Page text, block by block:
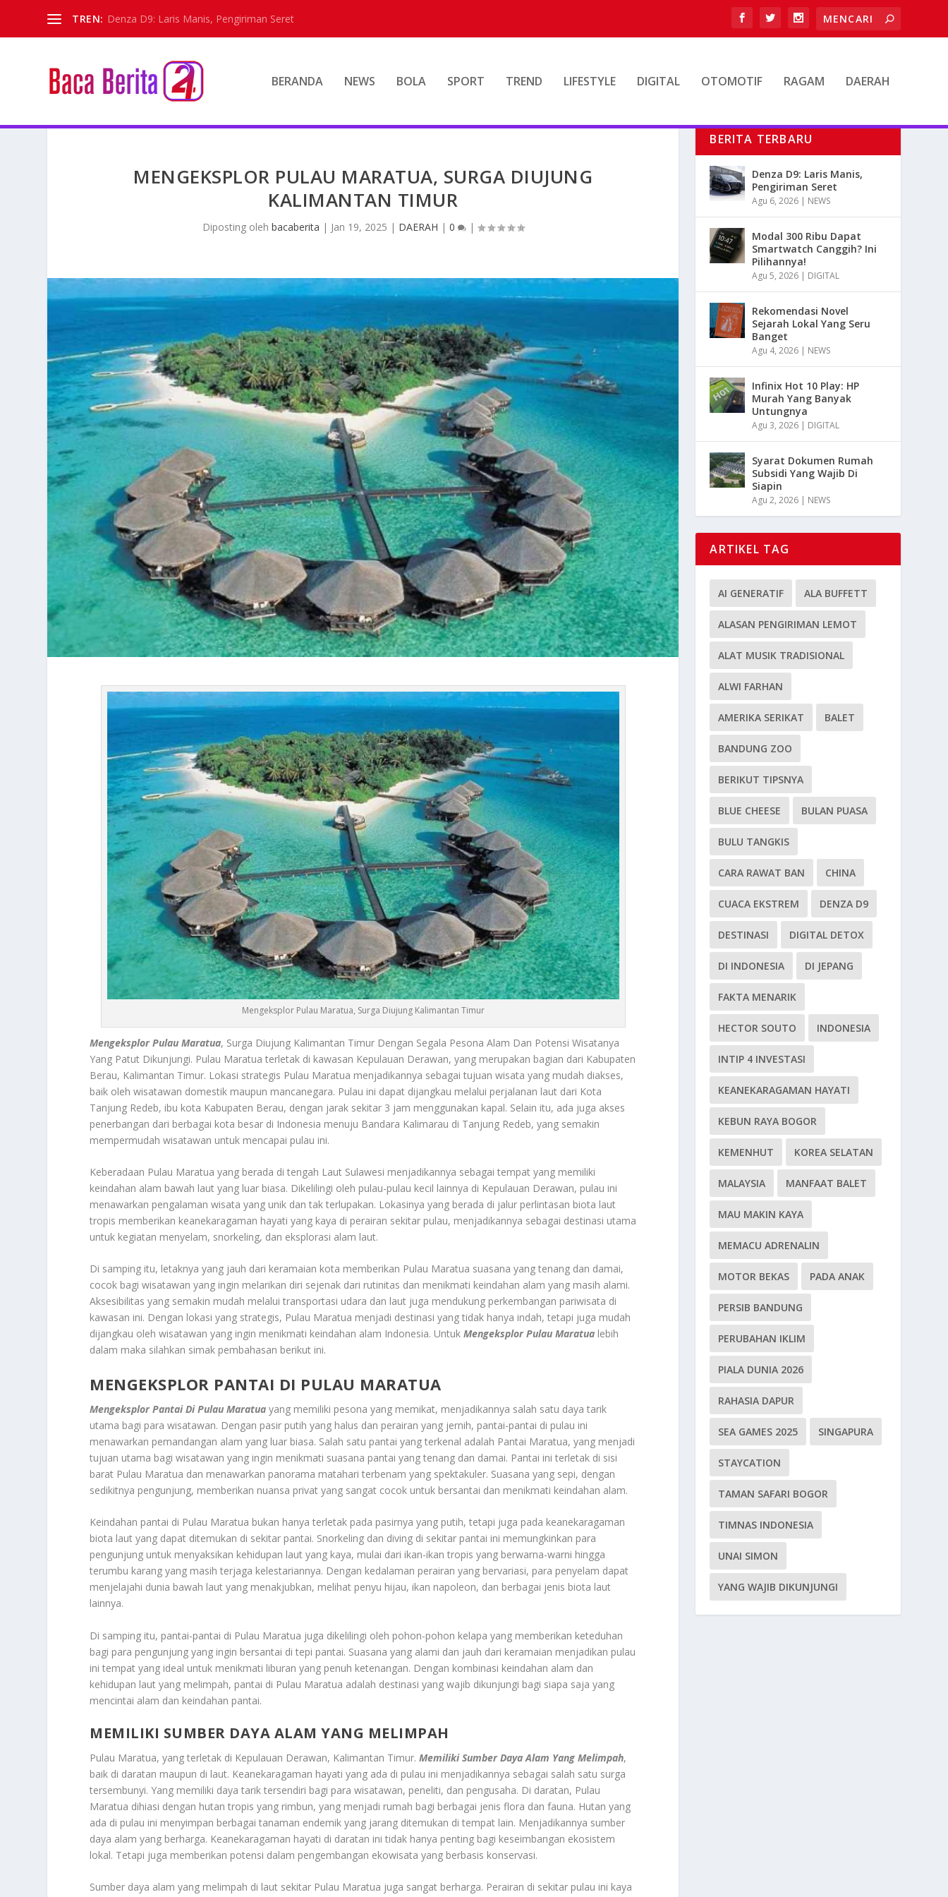
TREN: Denza D9: Laris Manis, Pengiriman Seret
BERANDA NEWS BOLA SPORT TREND LIFESTYLE DIGITAL OTOMOTIF RAGAM DAERAH
MENGEKSPLOR PULAU MARATUA, SURGA DIUJUNG
KALIMANTAN TIMUR
Diposting oleh bacaberita | Jan 19, 2025 | DAERAH | 0 |
Mengeksplor Pulau Maratua, Surga Diujung Kalimantan Timur
Mengeksplor Pulau Maratua, Surga Diujung Kalimantan Timur Dengan Segala Pesona Alam Dan Potensi Wisatanya
Yang Patut Dikunjungi. Pulau Maratua terletak di kawasan Kepulauan Derawan, yang merupakan bagian dari Kabupaten
Berau, Kalimantan Timur. Lokasi strategis Pulau Maratua menjadikannya sebagai tujuan wisata yang mudah diakses,
baik oleh wisatawan domestik maupun mancanegara. Pulau ini dapat dijangkau melalui perjalanan laut dari Kota
Tanjung Redeb, ibu kota Kabupaten Berau, dengan jarak sekitar 3 jam menggunakan kapal. Selain itu, ada juga akses
penerbangan dari berbagai kota besar di Indonesia menuju Bandara Kalimarau di Tanjung Redeb, yang semakin
mempermudah wisatawan untuk mencapai pulau ini.
Keberadaan Pulau Maratua yang berada di tengah Laut Sulawesi menjadikannya sebagai tempat yang memiliki
keindahan alam bawah laut yang luar biasa. Dikelilingi oleh pulau-pulau kecil lainnya di Kepulauan Derawan, pulau ini
menawarkan pengalaman wisata yang unik dan tak terlupakan. Lokasinya yang berada di jalur perlintasan biota laut
tropis memberikan keanekaragaman hayati yang kaya di perairan sekitar pulau, menjadikannya sebagai destinasi utama
untuk kegiatan menyelam, snorkeling, dan eksplorasi alam laut.
Di samping itu, letaknya yang jauh dari keramaian kota memberikan Pulau Maratua suasana yang tenang dan damai,
cocok bagi wisatawan yang ingin melarikan diri sejenak dari rutinitas dan menikmati keindahan alam yang masih alami.
Aksesibilitas yang semakin mudah melalui transportasi udara dan laut juga mendukung perkembangan pariwisata di
kawasan ini. Dengan lokasi yang strategis, Pulau Maratua menjadi destinasi yang tidak hanya indah, tetapi juga mudah
dijangkau oleh wisatawan yang ingin menikmati keindahan alam Indonesia. UntukMengeksplor Pulau Maratua lebih
dalam maka silahkan simak pembahasan berikut ini.
MENGEKSPLOR PANTAI DI PULAU MARATUA
Mengeksplor Pantai Di Pulau Maratua yang memiliki pesona yang memikat, menjadikannya salah satu daya tarik
utama bagi para wisatawan. Dengan pasir putih yang halus dan perairan yang jernih, pantai-pantai di pulau ini
menawarkan pemandangan alam yang luar biasa. Salah satu pantai yang terkenal adalah Pantai Maratua, yang menjadi
tujuan utama bagi wisatawan yang ingin menikmati suasana pantai yang tenang dan damai. Pantai ini terletak di sisi
barat Pulau Maratua dan menawarkan panorama matahari terbenam yang spektakuler. Suasana yang sepi, dengan
sedikitnya pengunjung, memberikan nuansa privat yang sangat cocok untuk bersantai dan menikmati keindahan alam.
Keindahan pantai di Pulau Maratua bukan hanya terletak pada pasirnya yang putih, tetapi juga pada keanekaragaman
biota laut yang dapat ditemukan di sekitar pantai. Snorkeling dan diving di sekitar pantai ini memungkinkan para
pengunjung untuk menyaksikan kehidupan laut yang kaya, mulai dari ikan-ikan tropis yang berwarna-warni hingga
terumbu karang yang masih terjaga kelestariannya. Dengan kedalaman perairan yang bervariasi, para penyelam dapat
menjelajahi dunia bawah laut yang menakjubkan, melihat penyu hijau, ikan napoleon, dan berbagai jenis biota laut
lainnya.
Di samping itu, pantai-pantai di Pulau Maratua juga dikelilingi oleh pohon-pohon kelapa yang memberikan keteduhan
bagi para pengunjung yang ingin bersantai di tepi pantai. Suasana yang alami dan jauh dari keramaian menjadikan pulau
ini tempat yang ideal untuk menikmati liburan yang penuh ketenangan. Dengan kombinasi keindahan alam dan
kehidupan laut yang melimpah, pantai di Pulau Maratua adalah destinasi yang wajib dikunjungi bagi siapa saja yang
mencintai alam dan keindahan pantai.
MEMILIKI SUMBER DAYA ALAM YANG MELIMPAH
Pulau Maratua, yang terletak di Kepulauan Derawan, Kalimantan Timur.Memiliki Sumber Daya Alam Yang Melimpah,
baik di daratan maupun di laut. Keanekaragaman hayati yang ada di pulau ini menjadikannya sebagai salah satu surga
tersembunyi. Yang memiliki daya tarik tersendiri bagi para wisatawan, peneliti, dan pengusaha. Di daratan, Pulau
Maratua dihiasi dengan hutan tropis yang rimbun, yang menjadi rumah bagi berbagai jenis flora dan fauna. Hutan yang
ada di pulau ini menyimpan berbagai tanaman endemik yang jarang ditemukan di tempat lain. Menjadikannya sumber
daya alam yang berharga. Keanekaragaman hayati di daratan ini tidak hanya penting bagi keseimbangan ekosistem
lokal. Tetapi juga memberikan potensi dalam pengembangan ekowisata yang berbasis konservasi.
Sumber daya alam yang melimpah di laut sekitar Pulau Maratua juga sangat berharga. Perairan di sekitar pulau ini kaya
BERITA TERBARU
Denza D9: Laris Manis,
Pengiriman Seret
Agu 6, 2026 | NEWS
Modal 300 Ribu Dapat
Smartwatch Canggih? Ini
Pilihannya!
Agu 5, 2026 | DIGITAL
Rekomendasi Novel
Sejarah Lokal Yang Seru
Banget
Agu 4, 2026 | NEWS
Infinix Hot 10 Play: HP
Murah Yang Banyak
Untungnya
Agu 3, 2026 | DIGITAL
Syarat Dokumen Rumah
Subsidi Yang Wajib Di
Siapin
Agu 2, 2026 | NEWS
ARTIKEL TAG
AI GENERATIF ALA BUFFETT
ALASAN PENGIRIMAN LEMOT
ALAT MUSIK TRADISIONAL
ALWI FARHAN
AMERIKA SERIKAT BALET
BANDUNG ZOO
BERIKUT TIPSNYA
BLUE CHEESE BULAN PUASA
BULU TANGKIS
CARA RAWAT BAN CHINA
CUACA EKSTREM DENZA D9
DESTINASI DIGITAL DETOX
DI INDONESIA DI JEPANG
FAKTA MENARIK
HECTOR SOUTO INDONESIA
INTIP 4 INVESTASI
KEANEKARAGAMAN HAYATI
KEBUN RAYA BOGOR
KEMENHUT KOREA SELATAN
MALAYSIA MANFAAT BALET
MAU MAKIN KAYA
MEMACU ADRENALIN
MOTOR BEKAS PADA ANAK
PERSIB BANDUNG
PERUBAHAN IKLIM
PIALA DUNIA 2026
RAHASIA DAPUR
SEA GAMES 2025 SINGAPURA
STAYCATION
TAMAN SAFARI BOGOR
TIMNAS INDONESIA
UNAI SIMON
YANG WAJIB DIKUNJUNGI